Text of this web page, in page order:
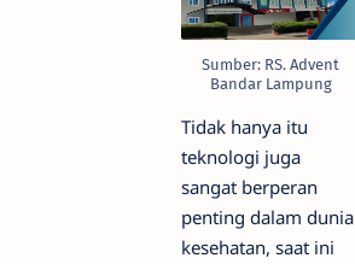
Sumber: RS. Advent
Bandar Lampung
Tidak hanya itu
teknologi juga
sangat berperan
penting dalam dunia
kesehatan, saat ini